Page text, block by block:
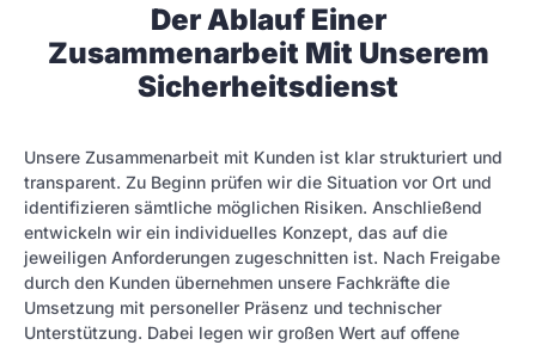
Der Ablauf Einer
Zusammenarbeit Mit Unserem
Sicherheitsdienst
Unsere Zusammenarbeit mit Kunden ist klar strukturiert und
transparent. Zu Beginn prüfen wir die Situation vor Ort und
identifizieren sämtliche möglichen Risiken. Anschließend
entwickeln wir ein individuelles Konzept, das auf die
jeweiligen Anforderungen zugeschnitten ist. Nach Freigabe
durch den Kunden übernehmen unsere Fachkräfte die
Umsetzung mit personeller Präsenz und technischer
Unterstützung. Dabei legen wir großen Wert auf offene